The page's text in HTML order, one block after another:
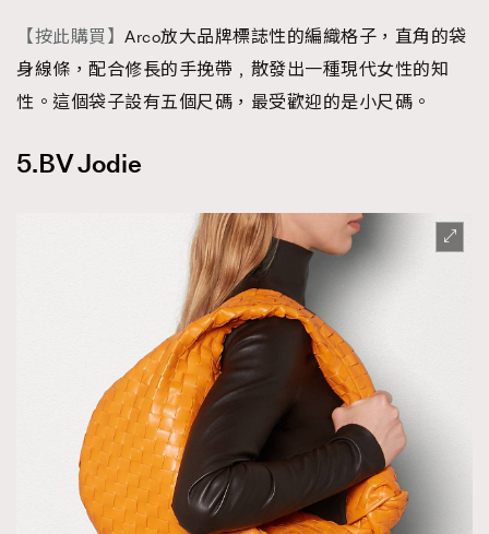
【按此購買】 Arco放大品牌標誌性的編織格子，直角的袋
身線條，配合修長的手挽帶﹐散發出一種現代女性的知
性。這個袋子設有五個尺碼，最受歡迎的是小尺碼。
5.BV Jodie